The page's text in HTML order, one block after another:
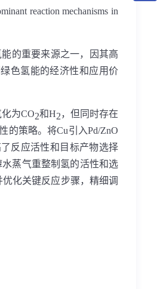
reaction mechanisms in
的重要来源之一，因其高
色氢能的经济性和应用价
为CO2和H2，但同时存在
的策略。将Cu引入Pd/ZnO
反应活性和目标产物选择
蒸气重整制氢的活性和选
化关键反应步骤，精细调